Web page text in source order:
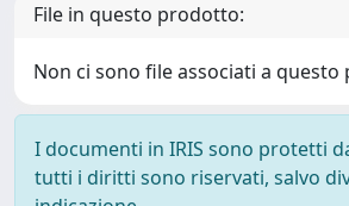
File in questo prodotto:
Non ci sono file associati a
I documenti in IRIS sono protetti
tutti i diritti sono riservati, salvo